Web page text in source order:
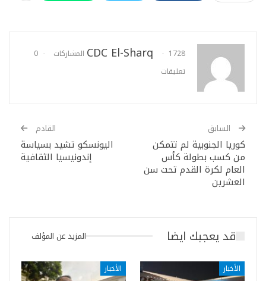
CDC El-Sharq 1728 المشاركات
0
تعليقات
السابق
كوريا الجنوبية لم تتمكن
من كسب بطولة كأس
العام لكرة القدم تحت سن
العشرين
القادم
اليونسكو تشيد بسياسة
إندونيسيا الثقافية
قد يعجبك ايضا المزيد عن المؤلف
الأخبار الأخبار